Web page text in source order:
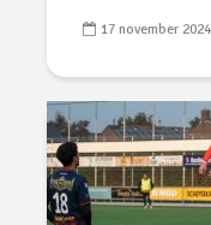
17 november 2024